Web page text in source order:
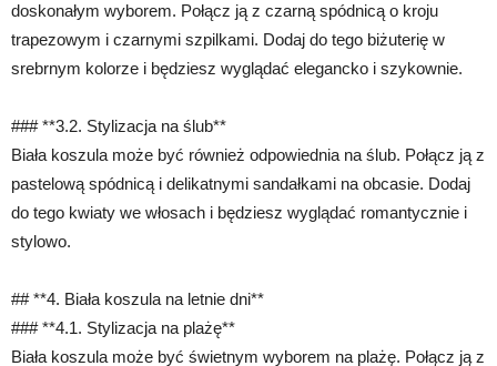
doskonałym wyborem. Połącz ją z czarną spódnicą o kroju
trapezowym i czarnymi szpilkami. Dodaj do tego biżuterię w
srebrnym kolorze i będziesz wyglądać elegancko i szykownie.
### **3.2. Stylizacja na ślub**
Biała koszula może być również odpowiednia na ślub. Połącz ją z
pastelową spódnicą i delikatnymi sandałkami na obcasie. Dodaj
do tego kwiaty we włosach i będziesz wyglądać romantycznie i
stylowo.
## **4. Biała koszula na letnie dni**
### **4.1. Stylizacja na plażę**
Biała koszula może być świetnym wyborem na plażę. Połącz ją z